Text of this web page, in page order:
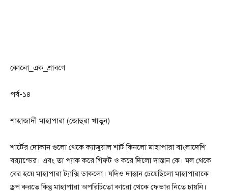
কোনো_এক_শ্রাবণে
পর্ব-১৪
শাহাজাদী মাহাপারা (জোহুরা খাতুন)
শার্টের দোকান গুলো থেকে ক্যাজুয়াল শার্ট কিনলো মাহাপারা বাংলাদেশি
ব্র‍্যান্ডের। এবং তা প্যাক করে গিফট ও করে দিলো দাস্তান কে। মল থেকে
বের হয়ে মাহাপারা ট্যাক্সি ডাকলো। যদিও দাস্তান চেয়েছিলো মাহাপারাকে
ড্রপ করতে কিন্তু মাহাপারা অপরিচিতো কারো থেকে ফেভার নিতে চায়নি।